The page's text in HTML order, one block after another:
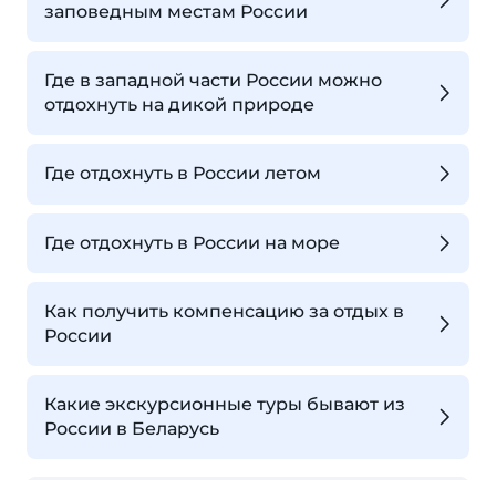
заповедным местам России
Где в западной части России можно
отдохнуть на дикой природе
Где отдохнуть в России летом
Где отдохнуть в России на море
Как получить компенсацию за отдых в
России
Какие экскурсионные туры бывают из
России в Беларусь